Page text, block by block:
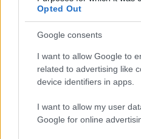
Opted Out
Google consents
I want to allow Google to
related to advertising like
device identifiers in apps.
I want to allow my user
Google for online
ΡΟΗ ΕΙΔΗΣΕΩΝ
Δείπνο της ΕΟΠΕ προς
παρουσία των Εθνικών
07/08/2026
«Αντίο» με ήττα για τις